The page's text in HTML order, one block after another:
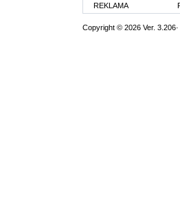
REKLAMA
Copyright © 2026 Ver. 3.206·